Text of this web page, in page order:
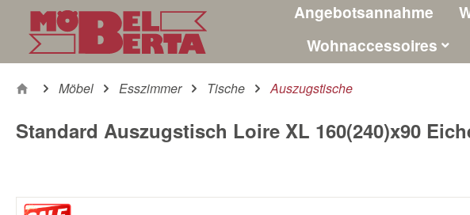
Hauptinhalt springen
Zur Suche springen
Zur Hauptnavigation springen Angebotsannahme
Wohnaccessoires
Möbel Esszimmer Tische Auszugstische
Standard Auszugstisch Loire XL 160(240)x90
Bildergalerie überspringen